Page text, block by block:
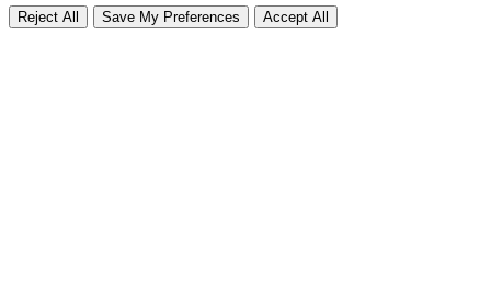
Reject All Save My Preferences Accept All